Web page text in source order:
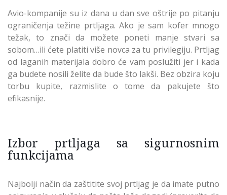
Avio-kompanije su iz dana u dan sve oštrije po pitanju
ograničenja težine prtljaga. Ako je sam kofer mnogo
težak, to znači da možete poneti manje stvari sa
sobom…ili ćete platiti više novca za tu privilegiju. Prtljag
od laganih materijala dobro će vam poslužiti jer i kada
ga budete nosili želite da bude što lakši. Bez obzira koju
torbu kupite, razmislite o tome da pakujete što
efikasnije.
Izbor prtljaga sa sigurnosnim
funkcijama
Najbolji način da zaštitite svoj prtljag je da imate putno